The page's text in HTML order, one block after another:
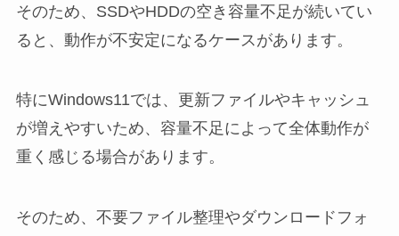
そのため、SSDやHDDの空き容量不足が続いてい
ると、動作が不安定になるケースがあります。
特にWindows11では、更新ファイルやキャッシュ
が増えやすいため、容量不足によって全体動作が
重く感じる場合があります。
そのため、不要ファイル整理やダウンロードフォ